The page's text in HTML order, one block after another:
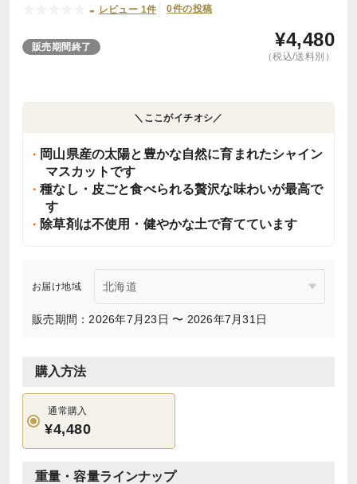
- レビュー 1件 0件の投稿
販売期間終了 ¥4,480
（税込/送料別）
＼ここがイチオシ／
岡山県産の太陽と豊かな自然に育まれたシャイン
マスカットです
種なし・皮ごと食べられる贅沢な味わいが最高で
す
除草剤は不使用・健やかな土で育てています
お届け地域
販売期間：2026年7月23日 〜 2026年7月31日
購入方法
通常購入
¥4,480
重量・容量ラインナップ